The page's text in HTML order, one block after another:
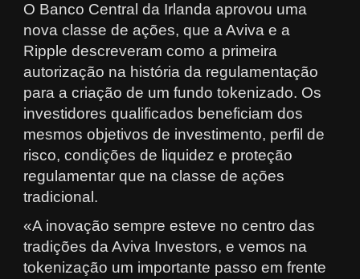
O Banco Central da Irlanda aprovou uma
nova classe de ações, que a Aviva e a
Ripple descreveram como a primeira
autorização na história da regulamentação
para a criação de um fundo tokenizado. Os
investidores qualificados beneficiam dos
mesmos objetivos de investimento, perfil de
risco, condições de liquidez e proteção
regulamentar que na classe de ações
tradicional.
«A inovação sempre esteve no centro das
tradições da Aviva Investors, e vemos na
tokenização um importante passo em frente